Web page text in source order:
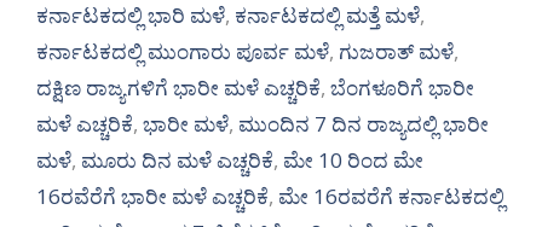
ಕರ್ನಾಟಕದಲ್ಲಿ ಭಾರಿ ಮಳೆ, ಕರ್ನಾಟಕದಲ್ಲಿ ಮತ್ತೆ ಮಳೆ,
ಕರ್ನಾಟಕದಲ್ಲಿ ಮುಂಗಾರು ಪೂರ್ವ ಮಳೆ, ಗುಜರಾತ್ ಮಳೆ,
ದಕ್ಷಿಣ ರಾಜ್ಯಗಳಿಗೆ ಭಾರೀ ಮಳೆ ಎಚ್ಚರಿಕೆ, ಬೆಂಗಳೂರಿಗೆ ಭಾರೀ
ಮಳೆ ಎಚ್ಚರಿಕೆ, ಭಾರೀ ಮಳೆ, ಮುಂದಿನ 7 ದಿನ ರಾಜ್ಯದಲ್ಲಿ ಭಾರೀ
ಮಳೆ, ಮೂರು ದಿನ ಮಳೆ ಎಚ್ಚರಿಕೆ, ಮೇ 10 ರಿಂದ ಮೇ
16ರವೆರೆಗೆ ಭಾರೀ ಮಳೆ ಎಚ್ಚರಿಕೆ, ಮೇ 16ರವರೆಗೆ ಕರ್ನಾಟಕದಲ್ಲಿ